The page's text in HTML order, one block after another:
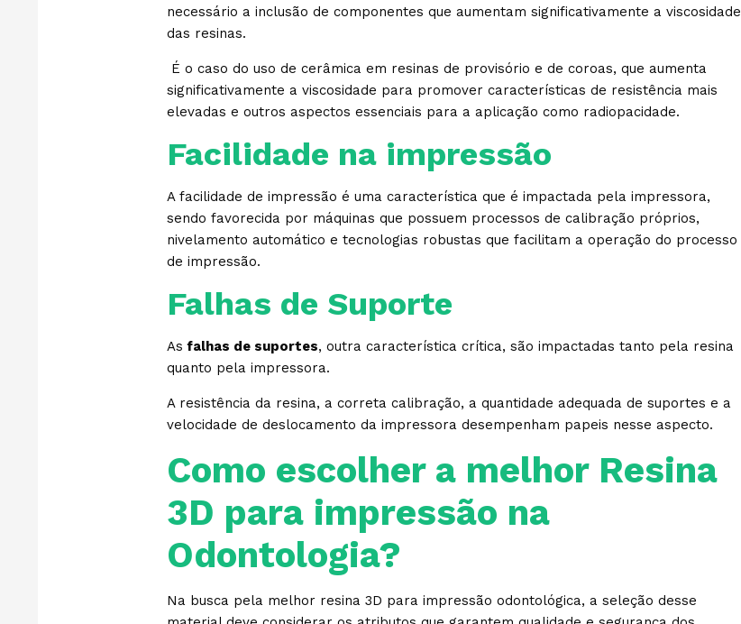
necessário a inclusão de componentes que aumentam significativamente a viscosidade
das resinas.
É o caso do uso de cerâmica em resinas de provisório e de coroas, que aumenta
significativamente a viscosidade para promover características de resistência mais
elevadas e outros aspectos essenciais para a aplicação como radiopacidade.
Facilidade na impressão
A facilidade de impressão é uma característica que é impactada pela impressora,
sendo favorecida por máquinas que possuem processos de calibração próprios,
nivelamento automático e tecnologias robustas que facilitam a operação do processo
de impressão.
Falhas de Suporte
As falhas de suportes, outra característica crítica, são impactadas tanto pela resina
quanto pela impressora.
A resistência da resina, a correta calibração, a quantidade adequada de suportes e a
velocidade de deslocamento da impressora desempenham papeis nesse aspecto.
Como escolher a melhor Resina
3D para impressão na
Odontologia?
Na busca pela melhor resina 3D para impressão odontológica, a seleção desse